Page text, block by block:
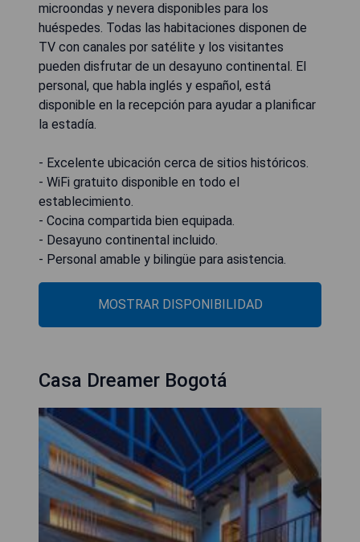
microondas y nevera disponibles para los
huéspedes. Todas las habitaciones disponen de
TV con canales por satélite y los visitantes
pueden disfrutar de un desayuno continental. El
personal, que habla inglés y español, está
disponible en la recepción para ayudar a planificar
la estadía.
- Excelente ubicación cerca de sitios históricos.
- WiFi gratuito disponible en todo el
establecimiento.
- Cocina compartida bien equipada.
- Desayuno continental incluido.
- Personal amable y bilingüe para asistencia.
MOSTRAR DISPONIBILIDAD
Casa Dreamer Bogotá